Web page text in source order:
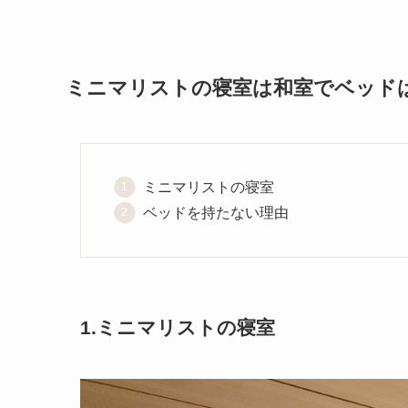
ミニマリストの寝室は和室でベッド
ミニマリストの寝室
ベッドを持たない理由
1.ミニマリストの寝室